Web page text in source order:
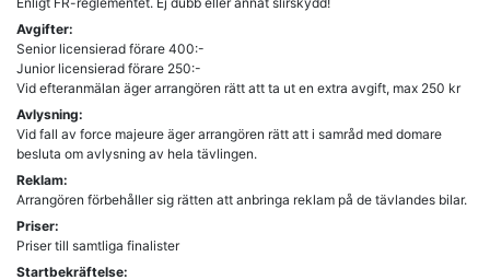
Avgifter:
Senior licensierad förare 400:-
Junior licensierad förare 250:-
Vid efteranmälan äger arrangören rätt att ta ut en extra avgift, max 250 kr
Avlysning:
Vid fall av force majeure äger arrangören rätt att i samråd med domare
besluta om avlysning av hela tävlingen.
Reklam:
Arrangören förbehåller sig rätten att anbringa reklam på de tävlandes bilar.
Priser:
Priser till samtliga finalister
Startbekräftelse: